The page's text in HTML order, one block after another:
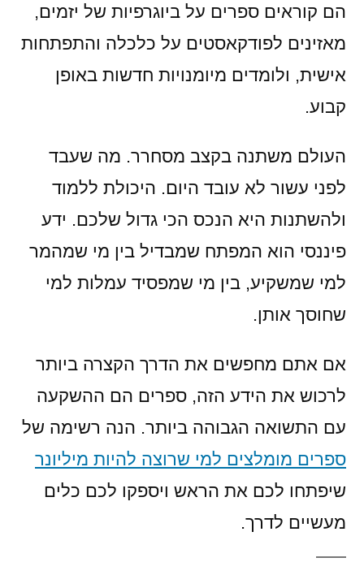
הם קוראים ספרים על ביוגרפיות של יזמים,
מאזינים לפודקאסטים על כלכלה והתפתחות
אישית, ולומדים מיומנויות חדשות באופן
קבוע.
העולם משתנה בקצב מסחרר. מה שעבד
לפני עשור לא עובד היום. היכולת ללמוד
ולהשתנות היא הנכס הכי גדול שלכם. ידע
פיננסי הוא המפתח שמבדיל בין מי שמהמר
למי שמשקיע, בין מי שמפסיד עמלות למי
שחוסך אותן.
אם אתם מחפשים את הדרך הקצרה ביותר
לרכוש את הידע הזה, ספרים הם ההשקעה
עם התשואה הגבוהה ביותר. הנה רשימה של
ספרים מומלצים למי שרוצה להיות מיליונר
שיפתחו לכם את הראש ויספקו לכם כלים
מעשיים לדרך.